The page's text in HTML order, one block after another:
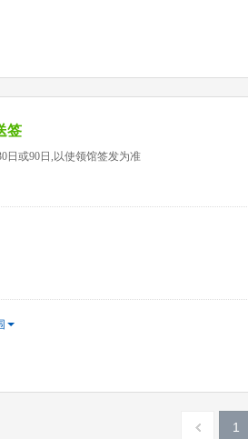
签
日或90日,以使领馆签发为准
1